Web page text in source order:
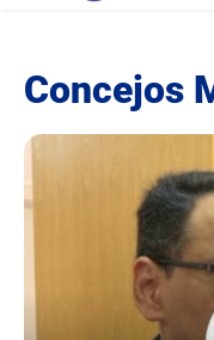
Concejos